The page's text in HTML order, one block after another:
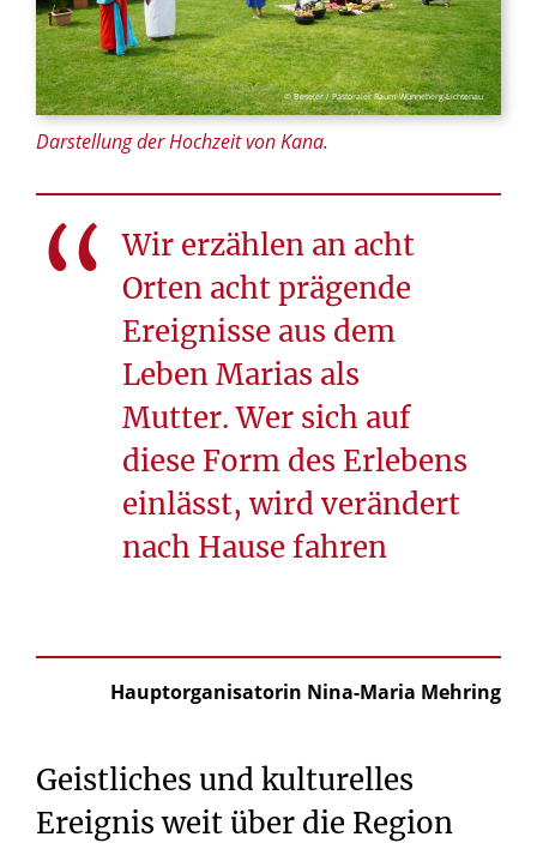
© Beseler / Pastoraler Raum Wünneberg-Lichtenau
Darstellung der Hochzeit von Kana.
Wir erzählen an acht
Orten acht prägende
Ereignisse aus dem
Leben Marias als
Mutter. Wer sich auf
diese Form des Erlebens
einlässt, wird verändert
nach Hause fahren
Hauptorganisatorin Nina-Maria Mehring
Geistliches und kulturelles
Ereignis weit über die Region